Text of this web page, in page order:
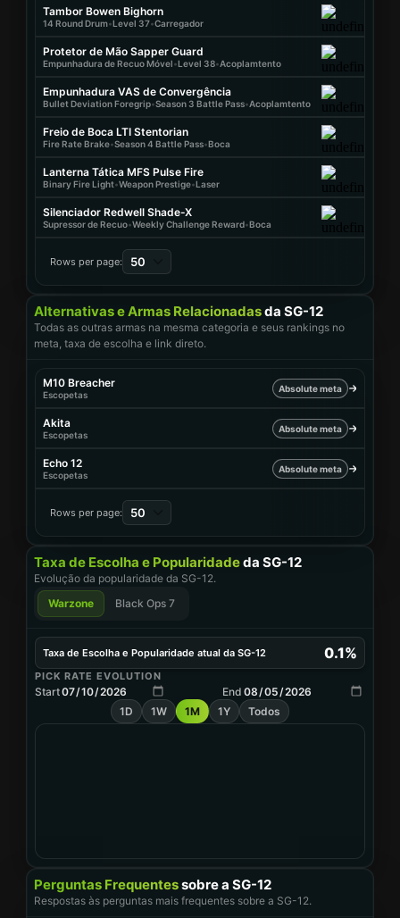
Tambor Bowen Bighorn
14 Round Drum•Level 37•Carregador
Protetor de Mão Sapper Guard
Empunhadura de Recuo Móvel•Level 38•Acoplamtento
Empunhadura VAS de Convergência
Bullet Deviation Foregrip•Season 3 Battle Pass•Acoplamtento
Freio de Boca LTI Stentorian
Fire Rate Brake•Season 4 Battle Pass•Boca
Lanterna Tática MFS Pulse Fire
Binary Fire Light•Weapon Prestige•Laser
Silenciador Redwell Shade-X
Supressor de Recuo•Weekly Challenge Reward•Boca
Rows per page: 50
Alternativas e Armas Relacionadasda SG-12
Todas as outras armas na mesma categoria e seus rankings no
meta, taxa de escolha e link direto.
M10 Breacher
Escopetas
Absolute meta
Akita
Escopetas
Absolute meta
Echo 12
Escopetas
Absolute meta
Rows per page: 50
Taxa de Escolha e Popularidadeda SG-12
Evolução da popularidade da SG-12.
Warzone
Black Ops 7
Taxa de Escolha e Popularidade atual da SG-12 0.1%
PICK RATE EVOLUTION
Start
End
1D
1W 1M 1Y Todos
Perguntas Frequentessobre a SG-12
Respostas às perguntas mais frequentes sobre a SG-12.